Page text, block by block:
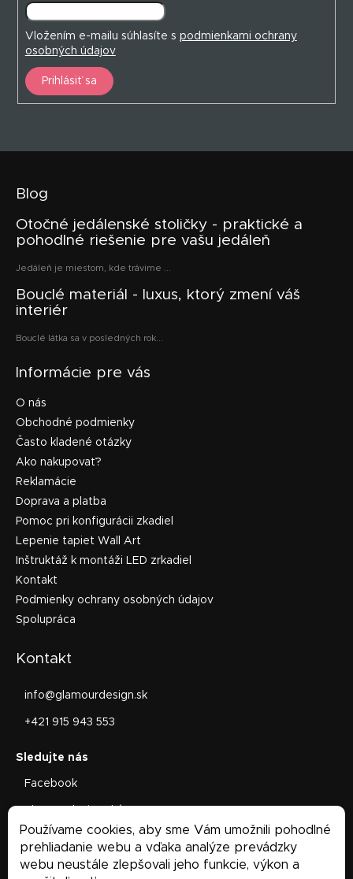
Používame cookies, aby sme Vám umožnili pohodlné
prehliadanie webu a vďaka analýze prevádzky
webu neustále zlepšovali jeho funkcie, výkon a
Vložením e-mailu súhlasíte s podmienkami ochrany
osobných údajov
Prihlásiť sa
Blog
Otočné jedálenské stoličky - praktické a
pohodlné riešenie pre vašu jedáleň
Jedáleň je miestom, kde trávime ...
Bouclé materiál - luxus, ktorý zmení váš
interiér
Bouclé látka sa v posledných rok...
Informácie pre vás
O nás
Obchodné podmienky
Často kladené otázky
Ako nakupovať?
Reklamácie
Doprava a platba
Pomoc pri konfigurácii zkadiel
Lepenie tapiet Wall Art
Inštruktáž k montáži LED zrkadiel
Kontakt
Podmienky ochrany osobných údajov
Spolupráca
Kontakt
info@glamourdesign.sk
+421 915 943 553
Facebook
Facebook